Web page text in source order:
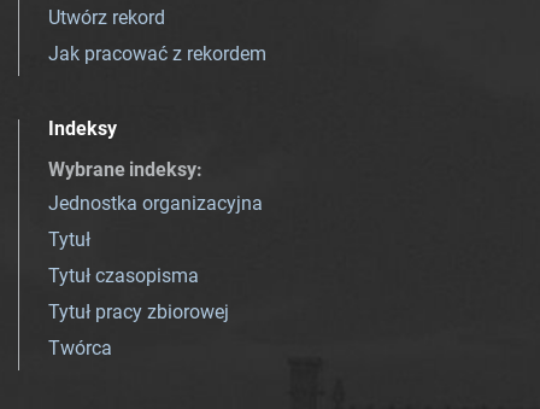
Utwórz rekord
Jak pracować z rekordem
Indeksy
Wybrane indeksy:
Jednostka organizacyjna
Tytuł
Tytuł czasopisma
Tytuł pracy zbiorowej
Twórca